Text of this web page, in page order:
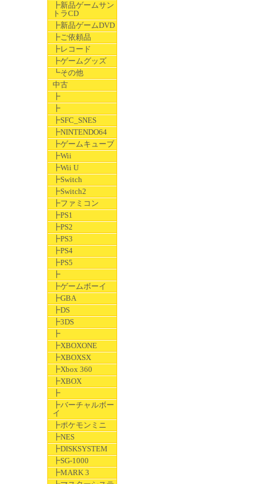
┣新品ゲームサン
トラCD
┣新品ゲームDVD
┣ご依頼品
┣レコード
┣ゲームグッズ
┗その他
中古
┣
┣
┣SFC_SNES
┣NINTENDO64
┣ゲームキューブ
┣Wii
┣Wii U
┣Switch
┣Switch2
┣ファミコン
┣PS1
┣PS2
┣PS3
┣PS4
┣PS5
┣
┣ゲームボーイ
┣GBA
┣DS
┣3DS
┣
┣XBOXONE
┣XBOXSX
┣Xbox 360
┣XBOX
┣
┣バーチャルボー
イ
┣ポケモンミニ
┣NES
┣DISKSYSTEM
┣SG-1000
┣MARK 3